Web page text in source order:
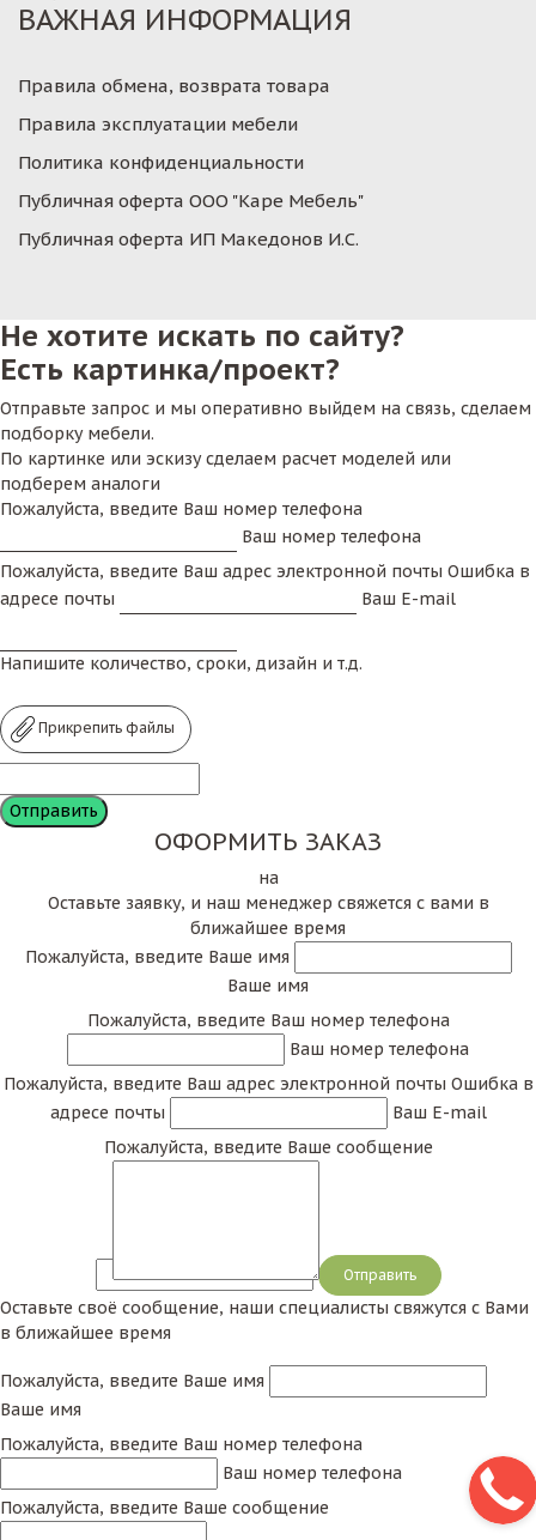
ВАЖНАЯ ИНФОРМАЦИЯ
Правила обмена, возврата товара
Правила эксплуатации мебели
Политика конфиденциальности
Публичная оферта ООО "Каре Мебель"
Публичная оферта ИП Македонов И.С.
Не хотите искать по сайту?
Есть картинка/проект?
Отправьте запрос и мы оперативно выйдем на связь, сделаем
подборку мебели.
По картинке или эскизу сделаем расчет моделей или
подберем аналоги
Пожалуйста, введите Ваш номер телефона
Ваш номер телефона
Пожалуйста, введите Ваш адрес электронной почты Ошибка в
адресе почты
Ваш E-mail
Напишите количество, сроки, дизайн и т.д.
Прикрепить файлы
ОФОРМИТЬ ЗАКАЗ
на
Оставьте заявку, и наш менеджер свяжется с вами в
ближайшее время
Пожалуйста, введите Ваше имя
Ваше имя
Пожалуйста, введите Ваш номер телефона
Ваш номер телефона
Пожалуйста, введите Ваш адрес электронной почты Ошибка в
адресе почты
Ваш E-mail
Пожалуйста, введите Ваше сообщение
Сообщение
Оставьте своё сообщение, наши специалисты свяжутся с Вами
в ближайшее время
Пожалуйста, введите Ваше имя
Ваше имя
Пожалуйста, введите Ваш номер телефона
Ваш номер телефона
Пожалуйста, введите Ваше сообщение